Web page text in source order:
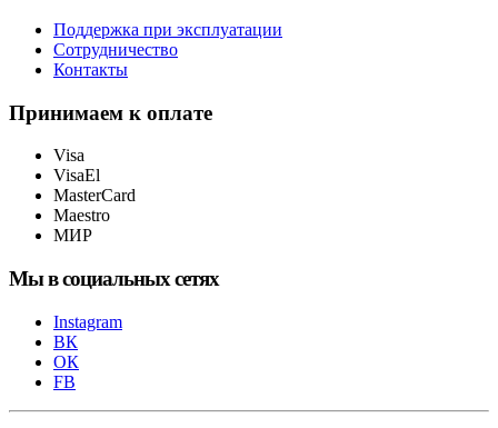
Поддержка при эксплуатации
Сотрудничество
Контакты
Принимаем к оплате
Visa
VisaEl
MasterCard
Maestro
МИР
Мы в социальных сетях
Instagram
ВК
ОК
FB